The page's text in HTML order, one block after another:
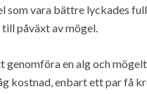
som vara bättre lyckades
påväxt av mögel.
genomföra en alg och
kostnad, enbart ett par få